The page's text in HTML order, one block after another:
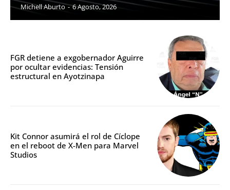
Michell Aburto - 6 Agosto, 2026
FGR detiene a exgobernador Aguirre
por ocultar evidencias: Tensión
estructural en Ayotzinapa
Kit Connor asumirá el rol de Cíclope
en el reboot de X-Men para Marvel
Studios